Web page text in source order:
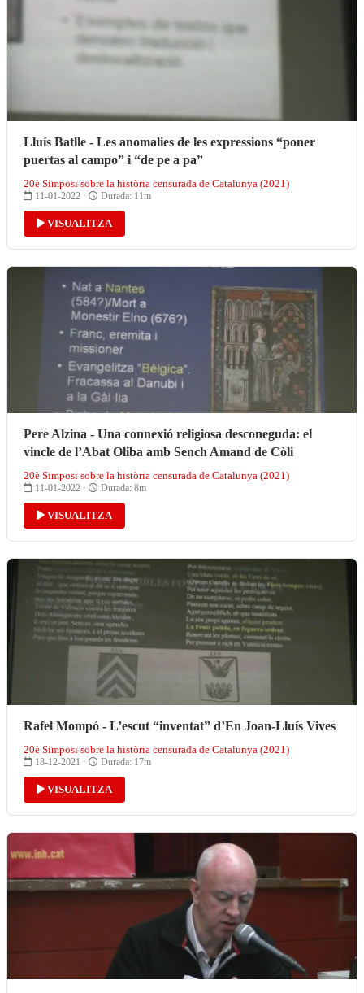
Lluís Batlle - Les anomalies de les expressions “poner
puertas al campo” i “de pe a pa”
20è Simposi sobre la història censurada de Catalunya (2021)
11-01-2022 · Durada: 11m
VISUALITZA
Pere Alzina - Una connexió religiosa desconeguda: el
vincle de l’Abat Oliba amb Sench Amand de Còli
20è Simposi sobre la història censurada de Catalunya (2021)
11-01-2022 · Durada: 8m
VISUALITZA
Rafel Mompó - L’escut “inventat” d’En Joan-Lluís Vives
20è Simposi sobre la història censurada de Catalunya (2021)
18-12-2021 · Durada: 17m
VISUALITZA